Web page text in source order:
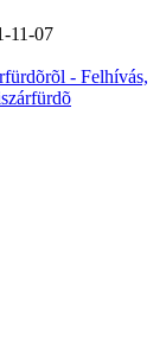
11-07
- Felhívás,